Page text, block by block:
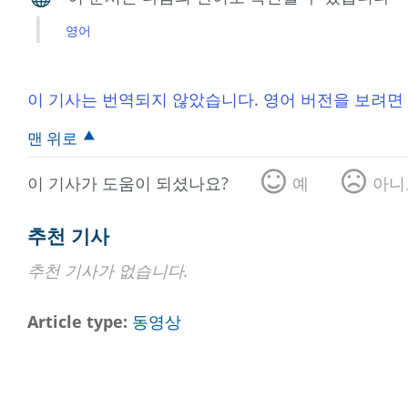
영어
이 기사는 번역되지 않았습니다. 영어 버전을 보려
맨 위로
이 기사가 도움이 되셨나요? 예 아
추천 기사
추천 기사가 없습니다.
Article type 동영상